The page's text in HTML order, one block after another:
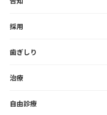
採用
歯ぎしり
治療
自由診療